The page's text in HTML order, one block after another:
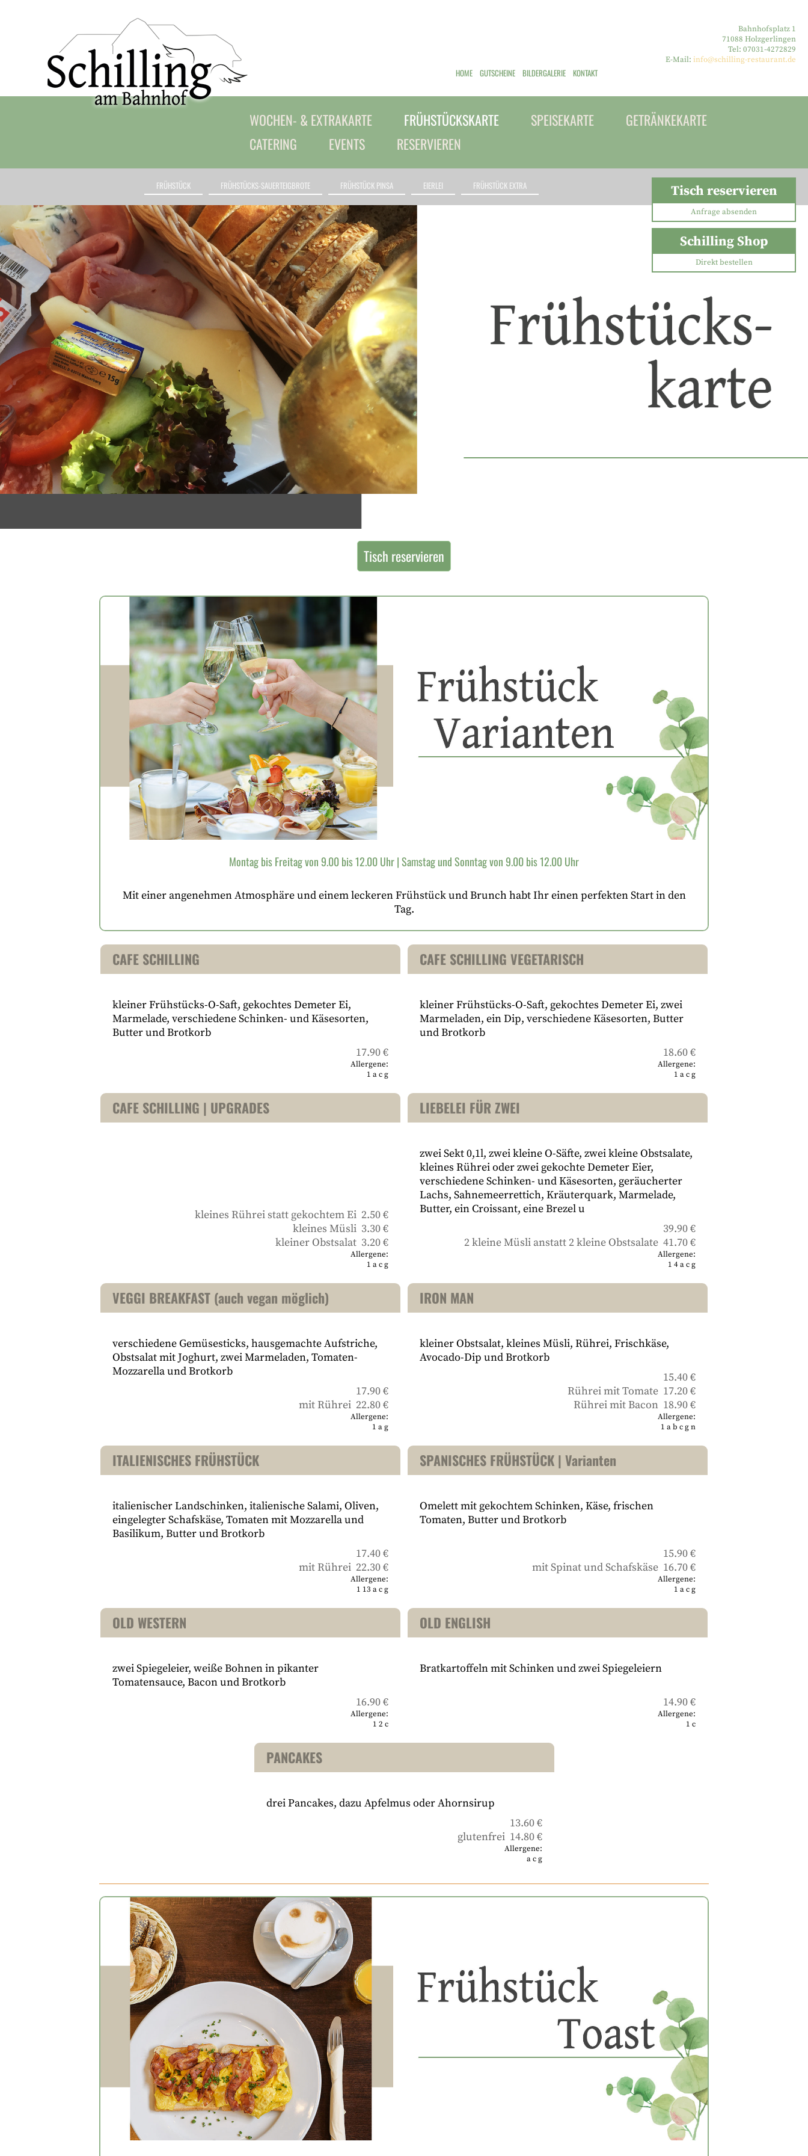
Bahnhofsplatz 1
71088 Holzgerlingen
Tel: 07031-4272829
E-Mail: info@schilling-restaurant.de
WOCHEN- & EXTRAKARTE FRÜHSTÜCKSKARTE SPEISEKARTE
GETRÄNKEKARTE
CATERING
EVENTS RESERVIEREN
HOME GUTSCHEINE BILDERGALERIE KONTAKT
FRÜHSTÜCK FRÜHSTÜCKS-SAUERTEIGBROTE FRÜHSTÜCK PINSA EIERLEI FRÜHSTÜCK EXTRA Tisch reservieren
Anfrage absenden
Schilling Shop
Direkt bestellen
Tisch reservieren
Montag bis Freitag von 9.00 bis 12.00 Uhr | Samstag und Sonntag von 9.00 bis 12.00 Uhr
Mit einer angenehmen Atmosphäre und einem leckeren Frühstück und Brunch habt Ihr einen perfekten Start in den
Tag.
CAFE SCHILLING
kleiner Frühstücks-O-Saft, gekochtes Demeter Ei,
Marmelade, verschiedene Schinken- und Käsesorten,
Butter und Brotkorb
17.90 €
Allergene:
1 acg
CAFE SCHILLING VEGETARISCH
kleiner Frühstücks-O-Saft, gekochtes Demeter Ei, zwei
Marmeladen, ein Dip, verschiedene Käsesorten, Butter
und Brotkorb
18.60 €
Allergene:
1 acg
CAFE SCHILLING | UPGRADES
kleines Rührei statt gekochtem Ei 2.50 €
kleines Müsli 3.30 €
kleiner Obstsalat 3.20 €
Allergene:
1 acg
LIEBELEI FÜR ZWEI
zwei Sekt 0,1l, zwei kleine O-Säfte, zwei kleine Obstsalate,
kleines Rührei oder zwei gekochte Demeter Eier,
verschiedene Schinken- und Käsesorten, geräucherter
Lachs, Sahnemeerrettich, Kräuterquark, Marmelade,
Butter, ein Croissant, eine Brezel u
39.90 €
2 kleine Müsli anstatt 2 kleine Obstsalate 41.70 €
Allergene:
1 4acg
VEGGI BREAKFAST (auch vegan möglich)
verschiedene Gemüsesticks, hausgemachte Aufstriche,
Obstsalat mit Joghurt, zwei Marmeladen, Tomaten-
Mozzarella und Brotkorb
17.90 €
mit Rührei 22.80 €
Allergene:
1 ag
IRON MAN
kleiner Obstsalat, kleines Müsli, Rührei, Frischkäse,
Avocado-Dip und Brotkorb
15.40 €
Rührei mit Tomate 17.20 €
Rührei mit Bacon 18.90 €
Allergene:
1 ab cgn
ITALIENISCHES FRÜHSTÜCK
italienischer Landschinken, italienische Salami, Oliven,
eingelegter Schafskäse, Tomaten mit Mozzarella und
Basilikum, Butter und Brotkorb
17.40 €
mit Rührei 22.30 €
Allergene:
1 13 acg
SPANISCHES FRÜHSTÜCK | Varianten
Omelett mit gekochtem Schinken, Käse, frischen
Tomaten, Butter und Brotkorb
15.90 €
mit Spinat und Schafskäse 16.70 €
Allergene:
1 acg
OLD WESTERN
zwei Spiegeleier, weiße Bohnen in pikanter
Tomatensauce, Bacon und Brotkorb
16.90 €
Allergene:
1 2 c
OLD ENGLISH
Bratkartoffeln mit Schinken und zwei Spiegeleiern
14.90 €
Allergene:
1 c
PANCAKES
drei Pancakes, dazu Apfelmus oder Ahornsirup
13.60 €
glutenfrei 14.80 €
Allergene:
a c g